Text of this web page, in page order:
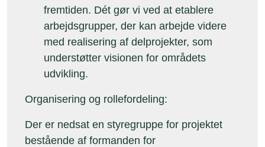
fremtiden. Dét gør vi ved at etablere
arbejdsgrupper, der kan arbejde videre
med realisering af delprojekter, som
understøtter visionen for områdets
udvikling.
Organisering og rollefordeling:
Der er nedsat en styregruppe for projektet
bestående af formanden for